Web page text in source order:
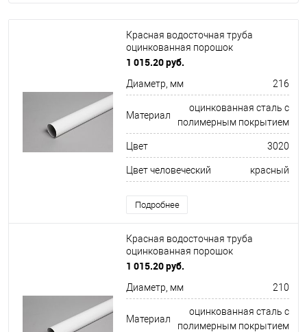
Красная водосточная труба
оцинкованная порошок
ф216х1250мм RAL 3020
1 015.20 руб.
Диаметр, мм 216
Материал
оцинкованная сталь с
полимерным покрытием
Цвет 3020
Цвет человеческий красный
Подробнее
Красная водосточная труба
оцинкованная порошок
ф210х1250мм RAL 3007
1 015.20 руб.
Диаметр, мм 210
Материал
оцинкованная сталь с
полимерным покрытием